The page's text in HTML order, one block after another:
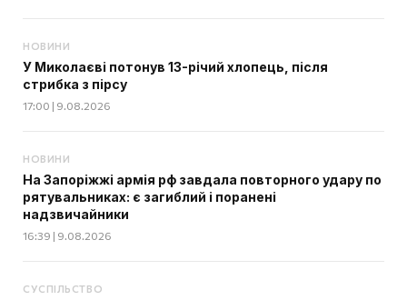
НОВИНИ
У Миколаєві потонув 13-річий хлопець, після
стрибка з пірсу
17:00 | 9.08.2026
НОВИНИ
На Запоріжжі армія рф завдала повторного удару по
рятувальниках: є загиблий і поранені
надзвичайники
16:39 | 9.08.2026
СУСПІЛЬСТВО